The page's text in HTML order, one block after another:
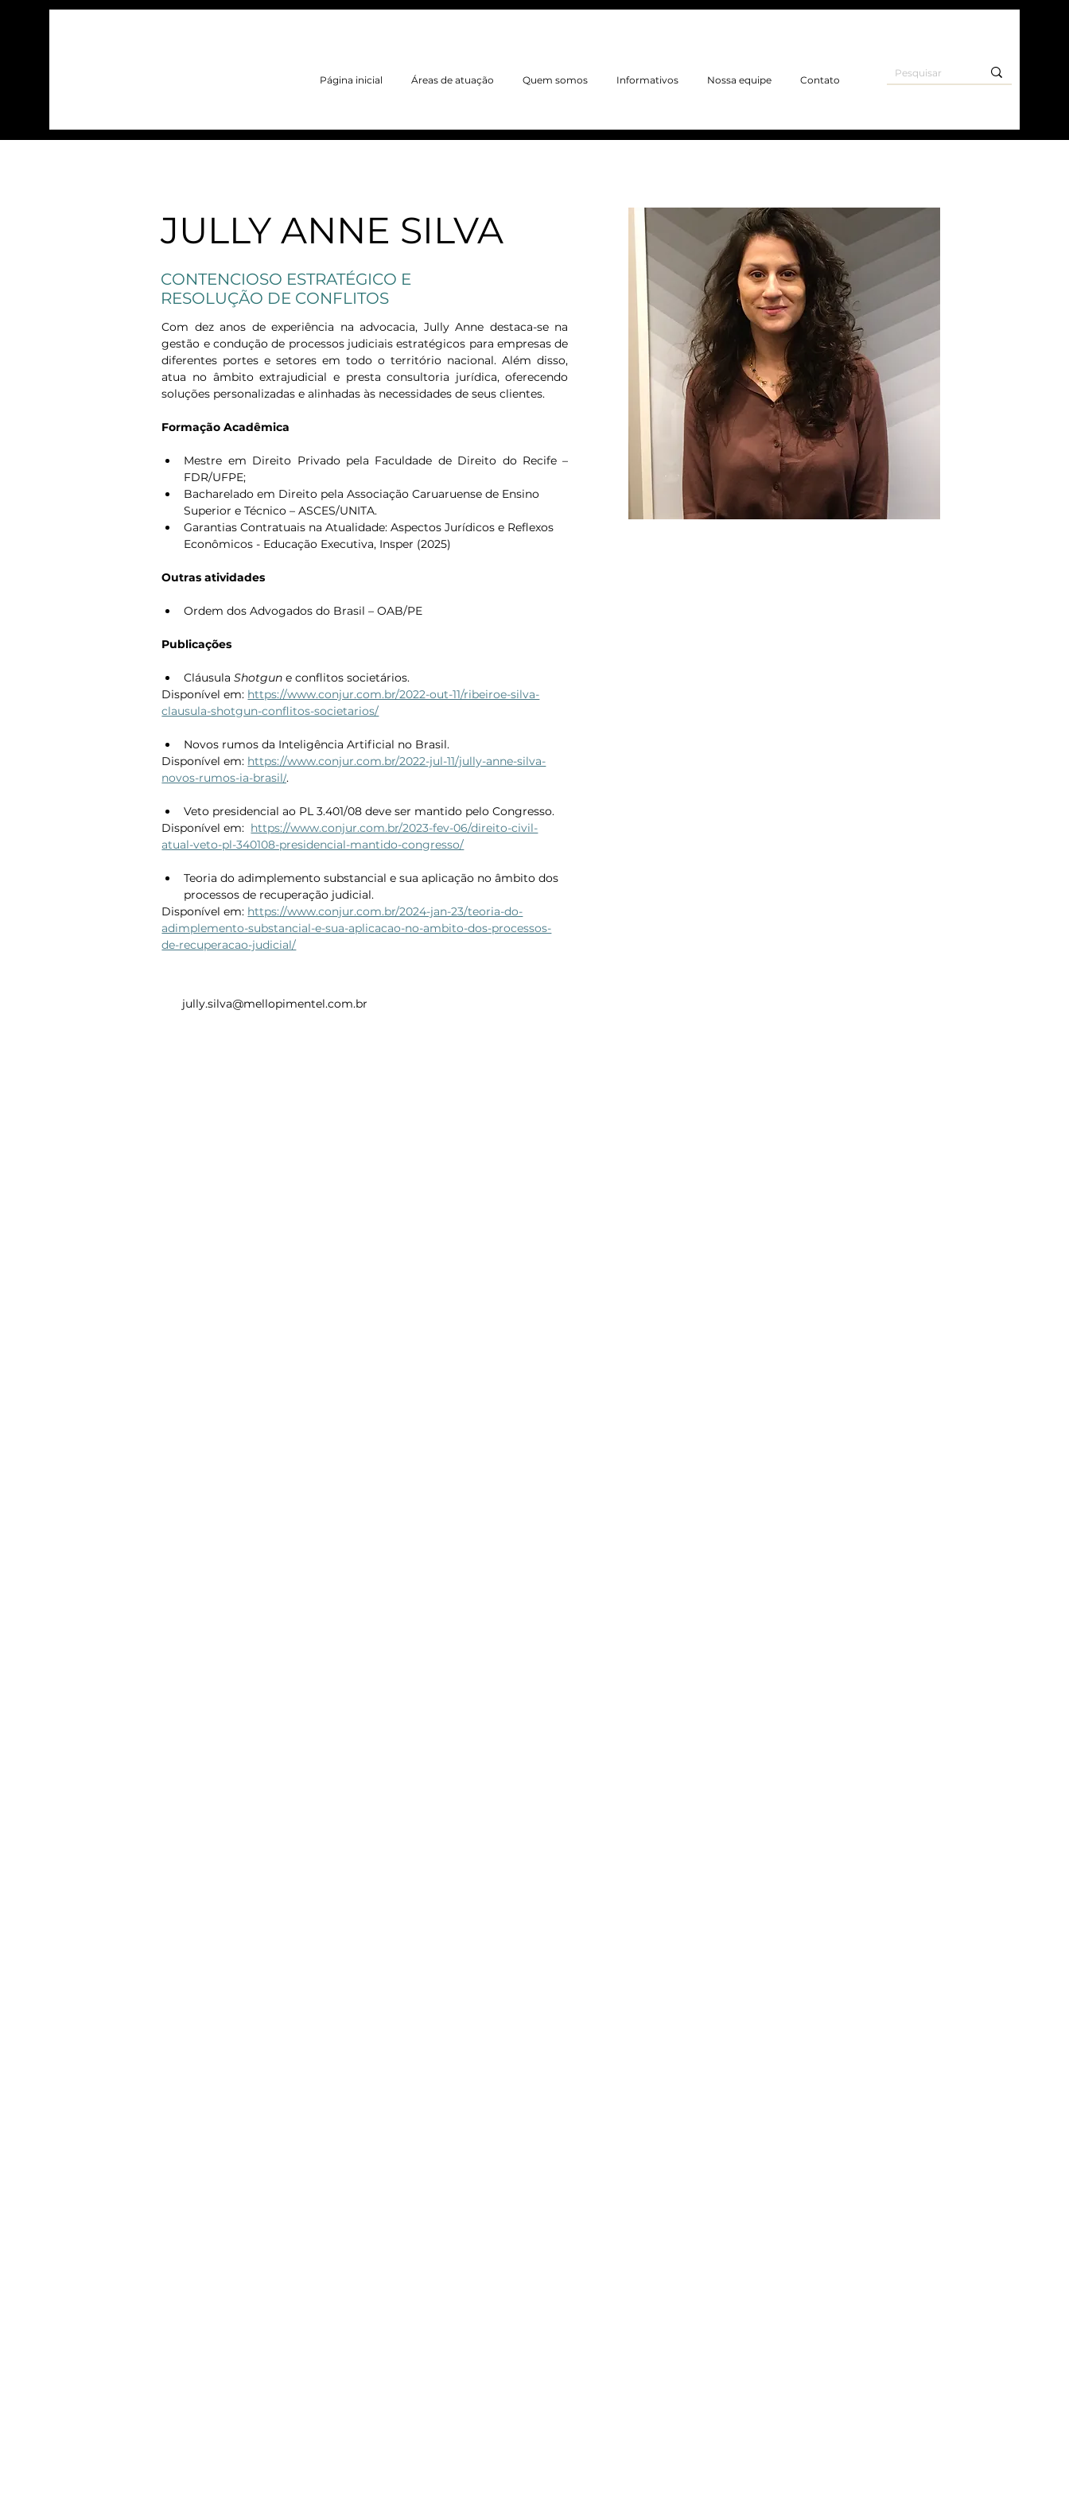
Página inicial Áreas de atuação Quem somos Informativos Nossa equipe Contato
JULLY ANNE SILVA
CONTENCIOSO ESTRATÉGICO E
RESOLUÇÃO DE CONFLITOS
Com dez anos de experiência na advocacia, Jully Anne destaca-se na
gestão e condução de processos judiciais estratégicos para empresas de
diferentes portes e setores em todo o território nacional. Além disso,
atua no âmbito extrajudicial e presta consultoria jurídica, oferecendo
soluções personalizadas e alinhadas às necessidades de seus clientes.
Formação Acadêmica
Mestre em Direito Privado pela Faculdade de Direito do Recife –
FDR/UFPE;
Bacharelado em Direito pela Associação Caruaruense de Ensino
Superior e Técnico – ASCES/UNITA.
Garantias Contratuais na Atualidade: Aspectos Jurídicos e Reflexos
Econômicos - Educação Executiva, Insper (2025)
Outras atividades
Ordem dos Advogados do Brasil – OAB/PE
Publicações
Cláusula Shotgun e conflitos societários.
Disponível em: https://www.conjur.com.br/2022-out-11/ribeiroe-silva-
clausula-shotgun-conflitos-societarios/
Novos rumos da Inteligência Artificial no Brasil.
Disponível em: https://www.conjur.com.br/2022-jul-11/jully-anne-silva-
novos-rumos-ia-brasil/.
Veto presidencial ao PL 3.401/08 deve ser mantido pelo Congresso.
Disponível em: https://www.conjur.com.br/2023-fev-06/direito-civil-
atual-veto-pl-340108-presidencial-mantido-congresso/
Teoria do adimplemento substancial e sua aplicação no âmbito dos
processos de recuperação judicial.
Disponível em: https://www.conjur.com.br/2024-jan-23/teoria-do-
adimplemento-substancial-e-sua-aplicacao-no-ambito-dos-processos-
de-recuperacao-judicial/
jully.silva@mellopimentel.com.br